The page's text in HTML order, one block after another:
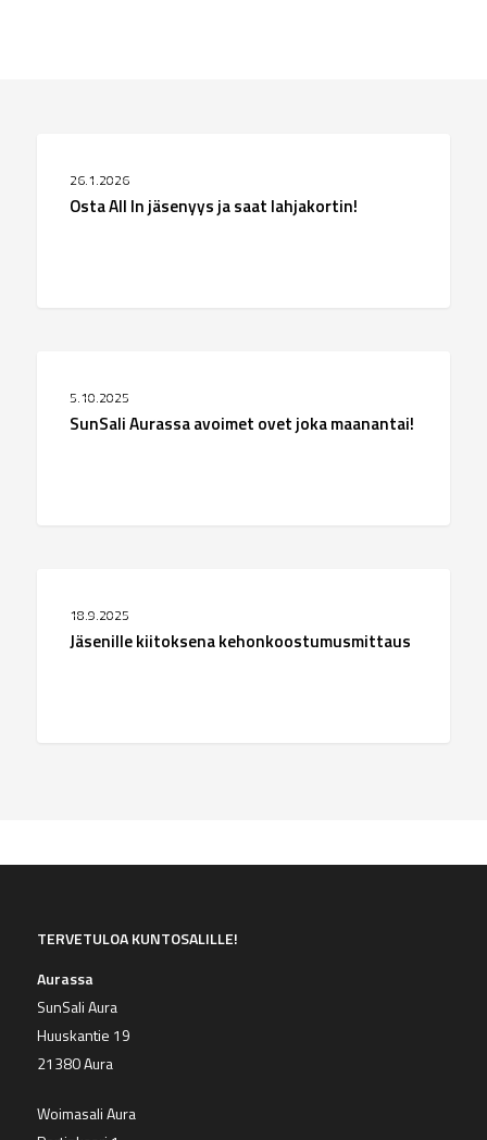
26.1.2026
Osta All In jäsenyys ja saat lahjakortin!
Aurassa
avoimet
5.10.2025
SunSali Aurassa avoimet ovet joka maanantai!
kiitoksena
kehonkoostumusmittaus
18.9.2025
Jäsenille kiitoksena kehonkoostumusmittaus
TERVETULOA KUNTOSALILLE!
Aurassa
SunSali Aura
Huuskantie 19
21380 Aura
Woimasali Aura